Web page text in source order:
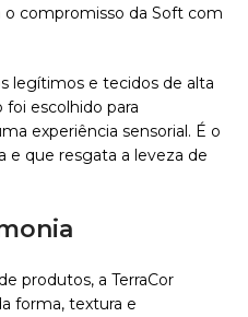
o compromisso da Soft com
legítimos e tecidos de alta
escolhido para
experiência sensorial. É o
e que resgata a leveza de
produtos, a TerraCor
forma, textura e